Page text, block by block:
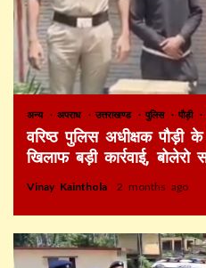
अन्य अपराध उत्तराखण्ड पुलिस पौड़ी
वरिष्ठ पुलिस अधीक्षक पौड़ी
खिलाफ बड़ी कार्रवाई,
Vinay Kainthola 2 months ago